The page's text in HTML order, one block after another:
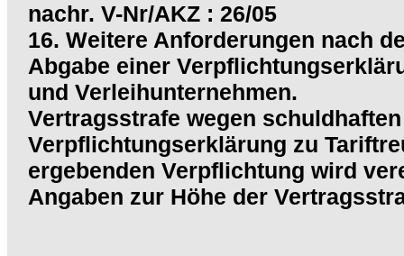
nachr. V-Nr/AKZ : 26/05
16. Weitere Anforderungen nach
Abgabe einer
und Verleihunternehmen.
Vertragsstrafe wegen
Verpflichtungserklärung zu
ergebenden Verpflichtung wird
Angaben zur Höhe der